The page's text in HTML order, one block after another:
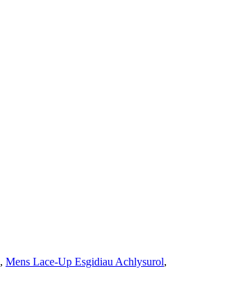
, Mens Lace-Up Esgidiau Achlysurol,